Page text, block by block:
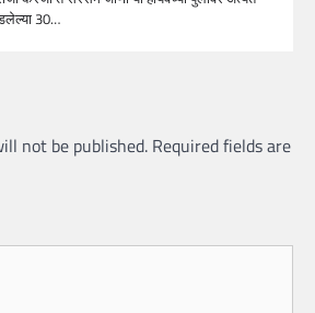
30…
not be published. Required fields are